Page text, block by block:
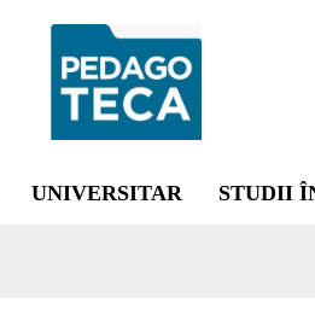
UNIVERSITAR STUDII